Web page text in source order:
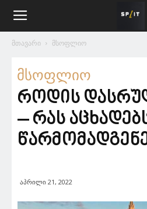
მთავარი მსოფლიო
მსოფლიო
როდის
– რას
აპრილი 21, 2022